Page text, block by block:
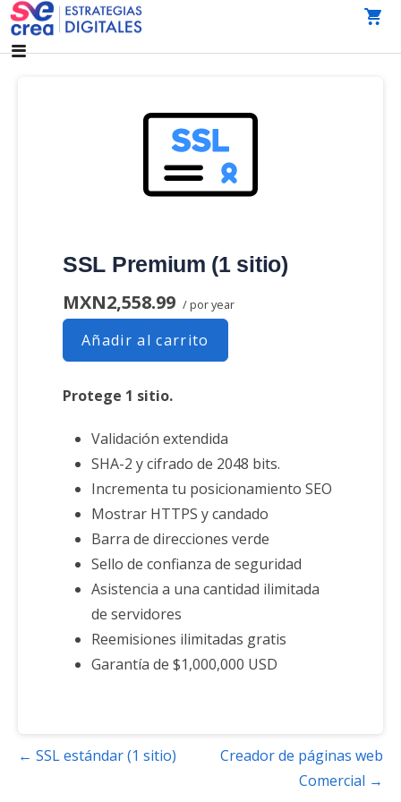
Saltar
contenido
SeCrea Estrategias Digitales | Agencia de Marketing
AGENCIA DE MARKETING DIGITAL CDMX
SSL Premium (1 sitio)
MXN2,558.99 / por year
Añadir al carrito
Protege 1 sitio.
Validación extendida
SHA-2 y cifrado de 2048 bits.
Incrementa tu posicionamiento SEO
Mostrar HTTPS y candado
Barra de direcciones verde
Sello de confianza de seguridad
Asistencia a una cantidad ilimitada
de servidores
Reemisiones ilimitadas gratis
Garantía de $1,000,000 USD
Navegación
← SSL estándar (1 sitio)
Creador de páginas web
Comercial →